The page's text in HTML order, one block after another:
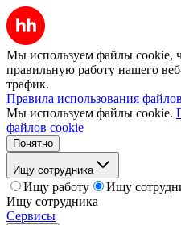
Мы используем файлы cookie,
правильную работу нашего
трафик.
Правила использования
Мы используем файлы cookie.
файлов cookie
Понятно
Ищу сотрудника
Ищу работу
Ищу
Ищу сотрудника
Сервисы